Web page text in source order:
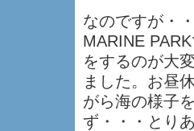
なのですが・
MARINE
をするのが大
ました。お昼
がら海の様子
ず・・・とり